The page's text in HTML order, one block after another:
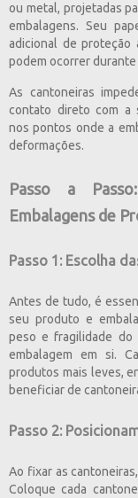
ou metal, projetadas
embalagens. Seu
adicional de proteção
podem ocorrer
As cantoneiras
contato direto com a
nos pontos onde a
deformações.
Passo a
Embalagens de
Passo 1: Escolha
Antes de tudo, é
seu produto e
peso e fragilidade do
embalagem em si.
produtos mais leves,
beneficiar de
Passo 2:
Ao fixar as
Coloque cada